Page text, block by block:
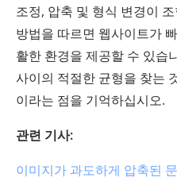
조정, 압축 및 형식 변경이
방법을 따르면 웹사이트가
활한 환경을 제공할 수 있습
사이의 적절한 균형을 찾는
이라는 점을 기억하십시오.
관련 기사:
이미지가 과도하게 압축된